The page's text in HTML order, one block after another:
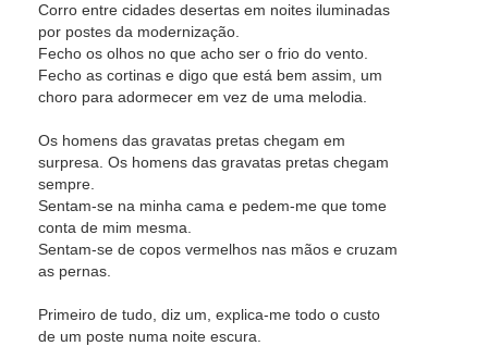
Corro entre cidades desertas em noites iluminadas
por postes da modernização.
Fecho os olhos no que acho ser o frio do vento.
Fecho as cortinas e digo que está bem assim, um
choro para adormecer em vez de uma melodia.
Os homens das gravatas pretas chegam em
surpresa. Os homens das gravatas pretas chegam
sempre.
Sentam-se na minha cama e pedem-me que tome
conta de mim mesma.
Sentam-se de copos vermelhos nas mãos e cruzam
as pernas.
Primeiro de tudo, diz um, explica-me todo o custo
de um poste numa noite escura.